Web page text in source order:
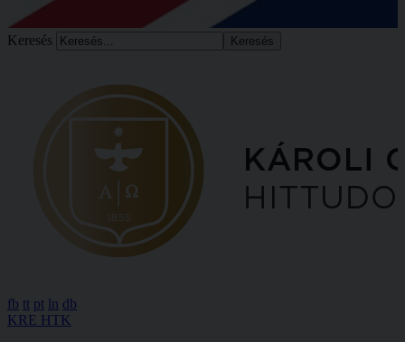
Keresés
fb tt pt ln db
KRE HTK